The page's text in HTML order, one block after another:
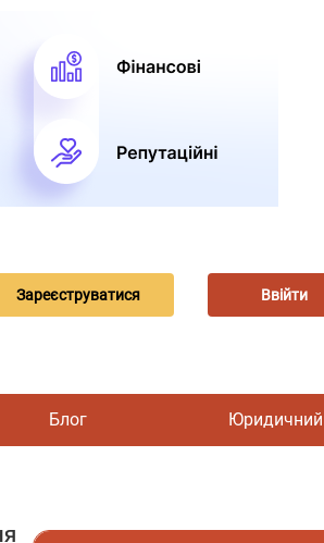
Зареєструватися Ввійти
Блог Юридичний